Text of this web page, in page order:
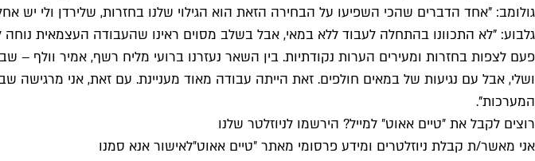
גולומב: "אחד הדברים שהכי השפיעו על הבחירה הזאת הוא הגילוי שלנו בחזרות, שלירדן ולי יש
גלבוע: "לא התכוונו בהתחלה לעבוד ללא במאי, אבל בשלב מסוים ראינו שהעבודה העצמאית נוחה
פעם לצפות בחזרות ומעירים הערות נקודתיות. בין השאר נעזרנו ברועי מליח רשף, אמיר וולף
ושלי, אבל עם נגיעות של במאים חולפים. זאת הייתה עבודה מאוד מעניינת. עם זאת, אני
המערכות".
רוצים לקבל את ״טיים אאוט״ למייל? הירשמו לניוזלטר שלנו
אני מאשר/ת קבלת ניוזלטרים ומידע פרסומי מאתר ״טיים אאוט״לאישור אנא סמנו